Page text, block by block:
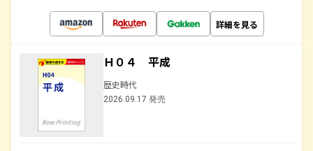
詳細を見る
Ｈ０４ 平成
歴史時代
2026.09.17 発売